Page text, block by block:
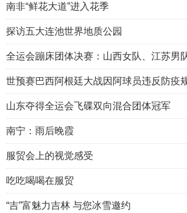
南非“鲜花大道”进入花季
探访五大连池世界地质公园
全运会蹦床团体决赛：山西女队、江苏男
世预赛巴西阿根廷大战因阿球员违反防疫
山东夺得全运会飞碟双向混合团体冠军
南宁：雨后晚霞
服贸会上的视觉感受
吃吃喝喝在服贸
“吉”富魅力吉林 与您冰雪邀约